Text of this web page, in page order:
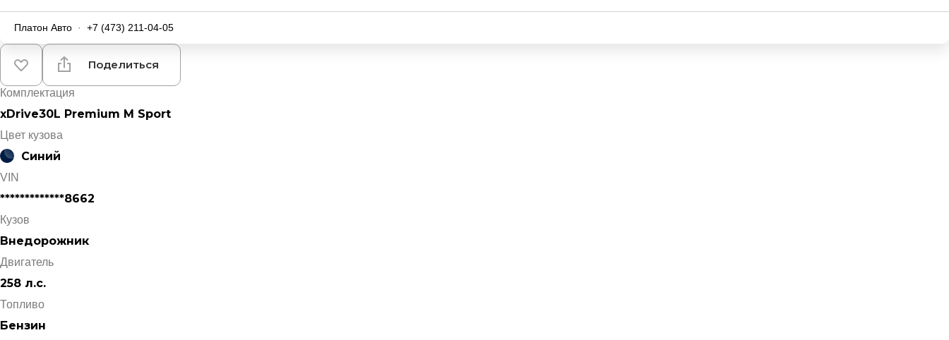
Платон Авто · +7 (473) 211-04-05
Поделиться
Комплектация
xDrive30L Premium M Sport
Цвет кузова
Синий
VIN
*************8662
Кузов
Внедорожник
Двигатель
258 л.с.
Топливо
Бензин